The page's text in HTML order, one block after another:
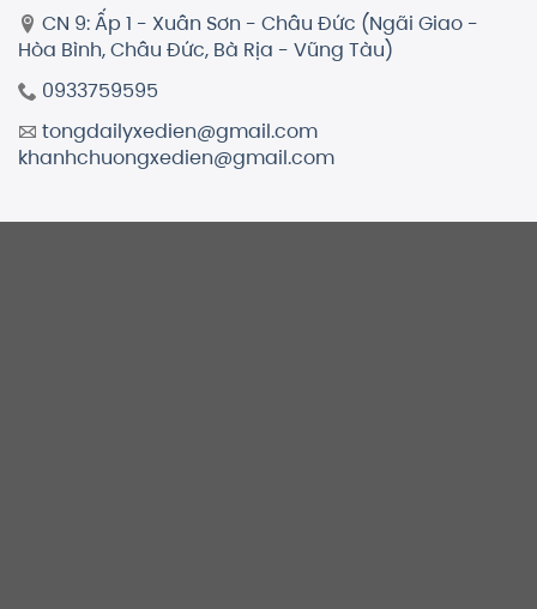
CN 9: Ấp 1 - Xuân Sơn - Châu Đức (Ngãi Giao -
Hòa Bình, Châu Đức, Bà Rịa - Vũng Tàu)
0933759595
tongdailyxedien@gmail.com
khanhchuongxedien@gmail.com